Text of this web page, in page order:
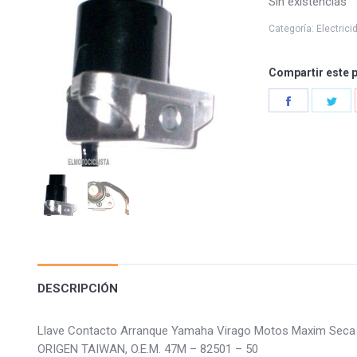
Categoría:
Compartir este
DESCRIPCIÓN
Llave Contacto Arranque Yamaha Virago Motos Maxim Seca
ORIGEN TAIWAN, O.E.M. 47M – 82501 – 50